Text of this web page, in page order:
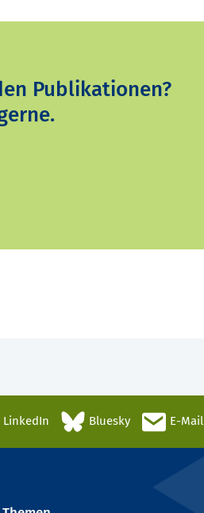
Publikationen?
LinkedIn Bluesky E-Mail